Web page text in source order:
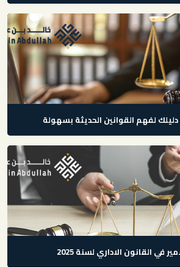
في القانون الاداري لسنة 2025